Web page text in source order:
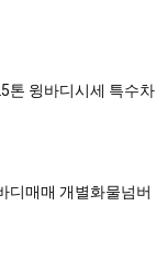
톤 윙바디시세 특수차
디매매 개별화물넘버